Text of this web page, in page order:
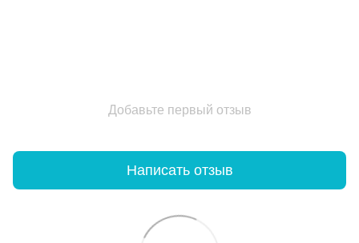
Добавьте первый отзыв
Написать отзыв